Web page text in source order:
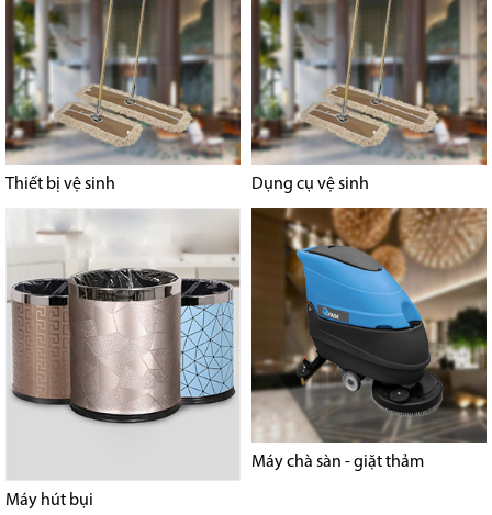
Thiết bị vệ sinh Dụng cụ vệ sinh
Máy hút bụi
Máy chà sàn - giặt thảm